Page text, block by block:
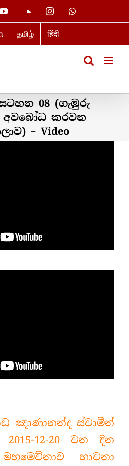
YouTubeSoundCloud
InstagramWhatsApp
தமிழ் हिंदी
08 (ගැඹුරු
අවබෝධ කරවන
– Video
ඤාණානන්ද ස්වාමීන්
12-20 වන දින
භාවනා